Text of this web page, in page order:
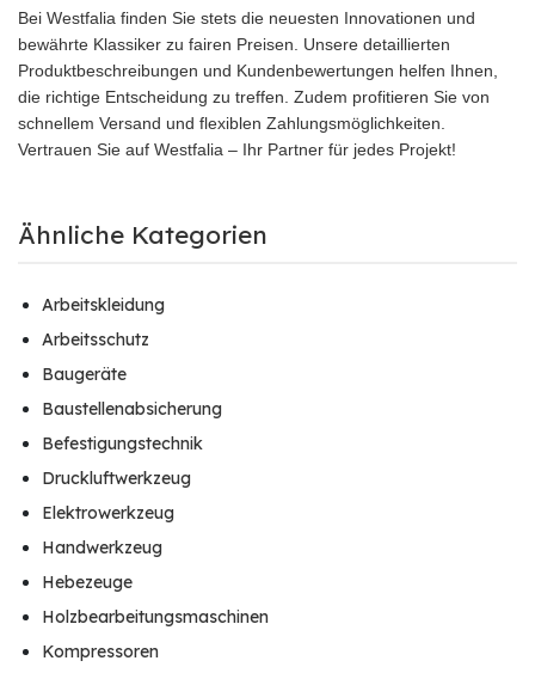
Bei Westfalia finden Sie stets die neuesten Innovationen und
bewährte Klassiker zu fairen Preisen. Unsere detaillierten
Produktbeschreibungen und Kundenbewertungen helfen Ihnen,
die richtige Entscheidung zu treffen. Zudem profitieren Sie von
schnellem Versand und flexiblen Zahlungsmöglichkeiten.
Vertrauen Sie auf Westfalia – Ihr Partner für jedes Projekt!
Ähnliche Kategorien
Arbeitskleidung
Arbeitsschutz
Baugeräte
Baustellenabsicherung
Befestigungstechnik
Druckluftwerkzeug
Elektrowerkzeug
Handwerkzeug
Hebezeuge
Holzbearbeitungsmaschinen
Kompressoren